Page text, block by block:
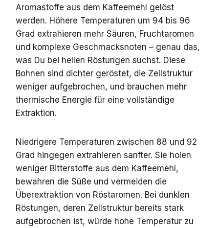
Aromastoffe aus dem Kaffeemehl gelöst
werden. Höhere Temperaturen um 94 bis 96
Grad extrahieren mehr Säuren, Fruchtaromen
und komplexe Geschmacksnoten – genau das,
was Du bei hellen Röstungen suchst. Diese
Bohnen sind dichter geröstet, die Zellstruktur
weniger aufgebrochen, und brauchen mehr
thermische Energie für eine vollständige
Extraktion.
Niedrigere Temperaturen zwischen 88 und 92
Grad hingegen extrahieren sanfter. Sie holen
weniger Bitterstoffe aus dem Kaffeemehl,
bewahren die Süße und vermeiden die
Überextraktion von Röstaromen. Bei dunklen
Röstungen, deren Zellstruktur bereits stark
aufgebrochen ist, würde hohe Temperatur zu